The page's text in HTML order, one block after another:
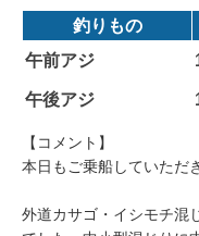
釣りもの
午前アジ
午後アジ
【コメント】
本日もご乗船していただ
外道カサゴ・イシモチ混